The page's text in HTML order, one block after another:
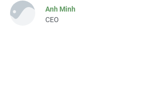
Anh Minh
CEO